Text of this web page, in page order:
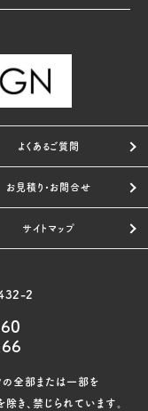
よくあるご質問
お見積り・お問合せ
サイトマップ
2
全部または一部を
き、禁じられています。